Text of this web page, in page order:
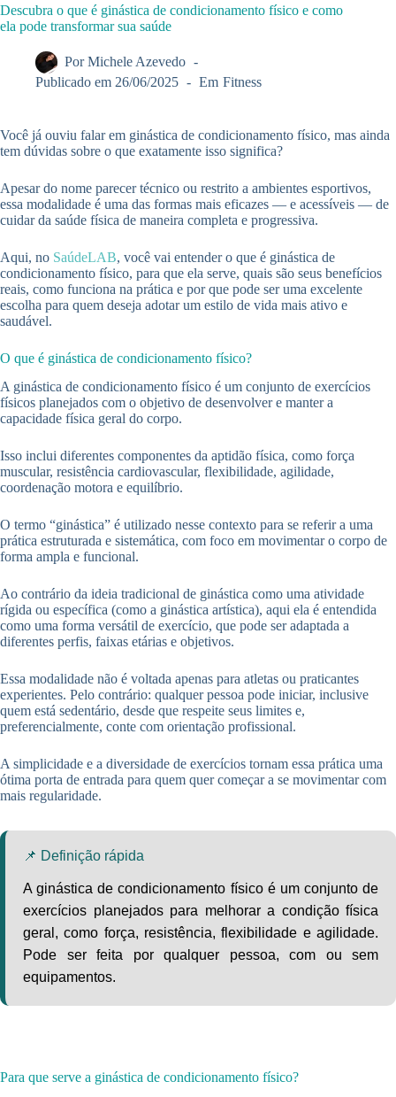
Descubra o que é ginástica de condicionamento físico e como
ela pode transformar sua saúde
Por Michele Azevedo
Publicado em 26/06/2025 Em Fitness
Você já ouviu falar em ginástica de condicionamento físico, mas ainda
tem dúvidas sobre o que exatamente isso significa?
Apesar do nome parecer técnico ou restrito a ambientes esportivos,
essa modalidade é uma das formas mais eficazes — e acessíveis — de
cuidar da saúde física de maneira completa e progressiva.
Aqui, no SaúdeLAB, você vai entender o que é ginástica de
condicionamento físico, para que ela serve, quais são seus benefícios
reais, como funciona na prática e por que pode ser uma excelente
escolha para quem deseja adotar um estilo de vida mais ativo e
saudável.
O que é ginástica de condicionamento físico?
A ginástica de condicionamento físico é um conjunto de exercícios
físicos planejados com o objetivo de desenvolver e manter a
capacidade física geral do corpo.
Isso inclui diferentes componentes da aptidão física, como força
muscular, resistência cardiovascular, flexibilidade, agilidade,
coordenação motora e equilíbrio.
O termo “ginástica” é utilizado nesse contexto para se referir a uma
prática estruturada e sistemática, com foco em movimentar o corpo de
forma ampla e funcional.
Ao contrário da ideia tradicional de ginástica como uma atividade
rígida ou específica (como a ginástica artística), aqui ela é entendida
como uma forma versátil de exercício, que pode ser adaptada a
diferentes perfis, faixas etárias e objetivos.
Essa modalidade não é voltada apenas para atletas ou praticantes
experientes. Pelo contrário: qualquer pessoa pode iniciar, inclusive
quem está sedentário, desde que respeite seus limites e,
preferencialmente, conte com orientação profissional.
A simplicidade e a diversidade de exercícios tornam essa prática uma
ótima porta de entrada para quem quer começar a se movimentar com
mais regularidade.
📌 Definição rápida
A ginástica de condicionamento físico é um conjunto de
exercícios planejados para melhorar a condição física
geral, como força, resistência, flexibilidade e agilidade.
Pode ser feita por qualquer pessoa, com ou sem
equipamentos.
Para que serve a ginástica de condicionamento físico?